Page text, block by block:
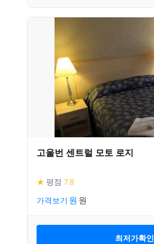
고울번 센트럴 모토 로지
★ 평점 7.8
가격보기
최저가확인